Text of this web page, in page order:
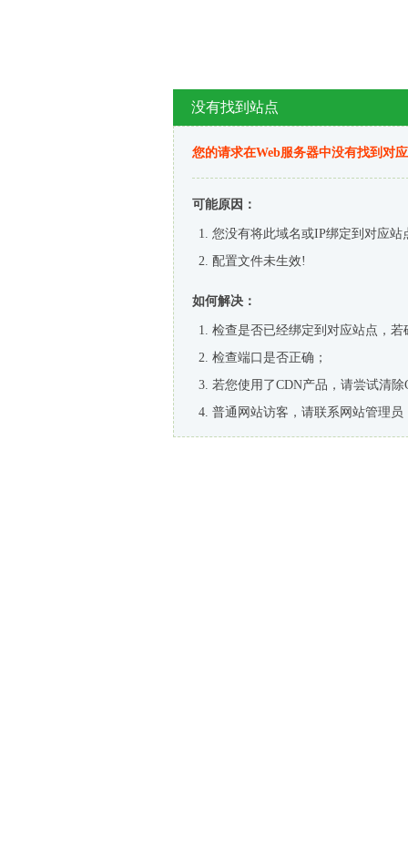
没有找到站点
您的请求在Web服务器中没有找到对
可能原因：
您没有将此域名或IP绑定到对应站
配置文件未生效!
如何解决：
检查是否已经绑定到对应站点，
检查端口是否正确；
若您使用了CDN产品，请尝试清除
普通网站访客，请联系网站管理员